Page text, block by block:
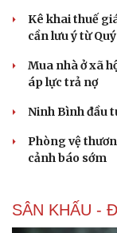
Kê khai thuế
cần lưu ý từ
Mua nhà ở xã
áp lực trả nợ
Ninh Bình đầu
Phòng vệ
cảnh báo sớm
SÂN KHẤU -